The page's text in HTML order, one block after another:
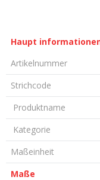
Haupt
Artikelnummer
Strichcode
Produktname
Kategorie
Maßeinheit
Maße